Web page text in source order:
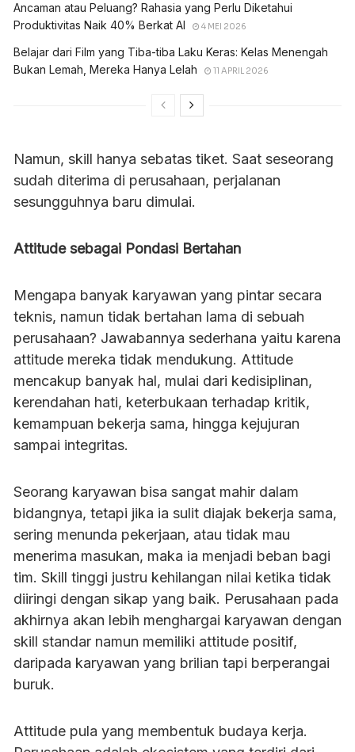
Ancaman atau Peluang? Rahasia yang Perlu Diketahui
Produktivitas Naik 40% Berkat AI
4 MEI 2026
Belajar dari Film yang Tiba-tiba Laku Keras: Kelas Menengah
Bukan Lemah, Mereka Hanya Lelah
11 APRIL 2026
Namun, skill hanya sebatas tiket. Saat seseorang
sudah diterima di perusahaan, perjalanan
sesungguhnya baru dimulai.
Attitude sebagai Pondasi Bertahan
Mengapa banyak karyawan yang pintar secara
teknis, namun tidak bertahan lama di sebuah
perusahaan? Jawabannya sederhana yaitu karena
attitude mereka tidak mendukung. Attitude
mencakup banyak hal, mulai dari kedisiplinan,
kerendahan hati, keterbukaan terhadap kritik,
kemampuan bekerja sama, hingga kejujuran
sampai integritas.
Seorang karyawan bisa sangat mahir dalam
bidangnya, tetapi jika ia sulit diajak bekerja sama,
sering menunda pekerjaan, atau tidak mau
menerima masukan, maka ia menjadi beban bagi
tim. Skill tinggi justru kehilangan nilai ketika tidak
diiringi dengan sikap yang baik. Perusahaan pada
akhirnya akan lebih menghargai karyawan dengan
skill standar namun memiliki attitude positif,
daripada karyawan yang brilian tapi berperangai
buruk.
Attitude pula yang membentuk budaya kerja.